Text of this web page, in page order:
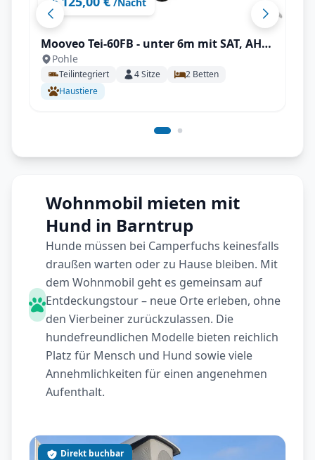
Mooveo Tei-60FB - unter 6m mit SAT, AHK,
Solar uvm., ideal für 2 Personen!
Pohle
Teilintegriert 4Sitze 2 Betten
Haustiere
Wohnmobil mieten mit
Hund in Barntrup
Hunde müssen bei Camperfuchs keinesfalls
draußen warten oder zu Hause bleiben. Mit
dem Wohnmobil geht es gemeinsam auf
Entdeckungstour – neue Orte erleben, ohne
den Vierbeiner zurückzulassen. Die
hundefreundlichen Modelle bieten reichlich
Platz für Mensch und Hund sowie viele
Annehmlichkeiten für einen angenehmen
Aufenthalt.
Direkt buchbar